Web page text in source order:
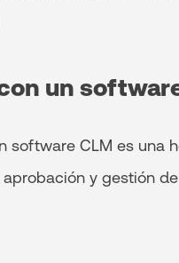
un
software CLM es una
y gestión